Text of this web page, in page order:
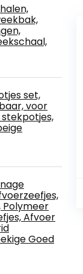
set,
voor
Polymeer
Afvoer
Goed